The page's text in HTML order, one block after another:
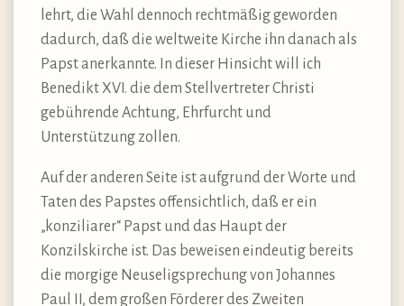
lehrt, die Wahl dennoch rechtmäßig geworden
dadurch, daß die weltweite Kirche ihn danach als
Papst anerkannte. In dieser Hinsicht will ich
Benedikt XVI. die dem Stellvertreter Christi
gebührende Achtung, Ehrfurcht und
Unterstützung zollen.
Auf der anderen Seite ist aufgrund der Worte und
Taten des Papstes offensichtlich, daß er ein
„konziliarer“ Papst und das Haupt der
Konzilskirche ist. Das beweisen eindeutig bereits
die morgige Neuseligsprechung von Johannes
Paul II, dem großen Förderer des Zweiten